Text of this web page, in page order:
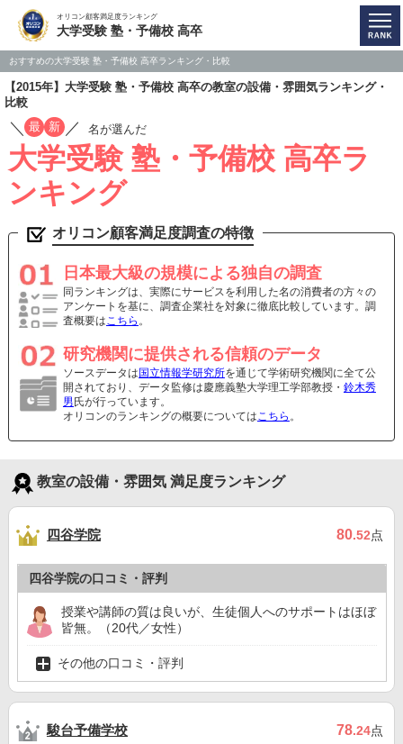
オリコン顧客満足度ランキング
大学受験 塾・予備校 高卒
おすすめの大学受験 塾・予備校 高卒ランキング・比較
【2015年】大学受験 塾・予備校 高卒の教室の設備・雰囲気ランキング・
比較
／ 最 新 ／ 名が選んだ
大学受験 塾・予備校 高卒ラ
ンキング
オリコン顧客満足度調査の特徴
日本最大級の規模による独自の調査
同ランキングは、実際にサービスを利用した名の消費者の方々の
アンケートを基に、調査企業社を対象に徹底比較しています。調
査概要はこちら 。
研究機関に提供される信頼のデータ
ソースデータは 国立情報学研究所を通じて学術研究機関に全て公
開されており、データ監修は慶應義塾大学理工学部教授・ 鈴木秀
男 氏が行っています。
オリコンのランキングの概要についてはこちら 。
教室の設備・雰囲気 満足度ランキング
四谷学院 80.52点
四谷学院の口コミ・評判
授業や講師の質は良いが、生徒個人へのサポートはほぼ
皆無。（20代／女性）
その他の口コミ・評判
駿台予備学校 78.24点